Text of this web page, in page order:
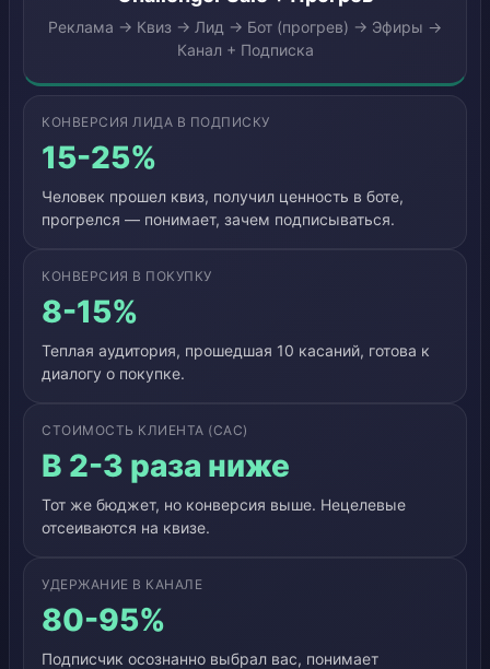
Реклама → Квиз → Лид → Бот (прогрев) → Эфиры →
Канал + Подписка
КОНВЕРСИЯ ЛИДА В ПОДПИСКУ
15-25%
Человек прошел квиз, получил ценность в боте,
прогрелся — понимает, зачем подписываться.
КОНВЕРСИЯ В ПОКУПКУ
8-15%
Теплая аудитория, прошедшая 10 касаний, готова к
диалогу о покупке.
СТОИМОСТЬ КЛИЕНТА (CAC)
В 2-3 раза ниже
Тот же бюджет, но конверсия выше. Нецелевые
отсеиваются на квизе.
УДЕРЖАНИЕ В КАНАЛЕ
80-95%
Подписчик осознанно выбрал вас, понимает